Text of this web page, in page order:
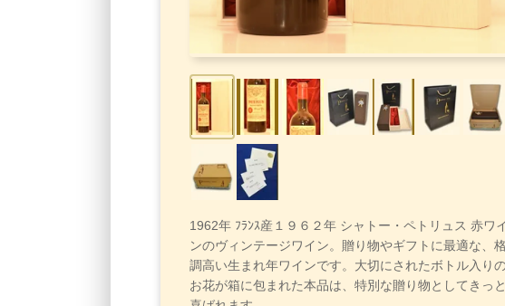
1962年 ﾌﾗﾝｽ産１９６２年 シャトー・ペトリュス 赤ワ
ンのヴィンテージワイン。贈り物やギフトに最適な、格
調高い生まれ年ワインです。大切にされたボトル入り
お花が箱に包まれた本品は、特別な贈り物としてきっと